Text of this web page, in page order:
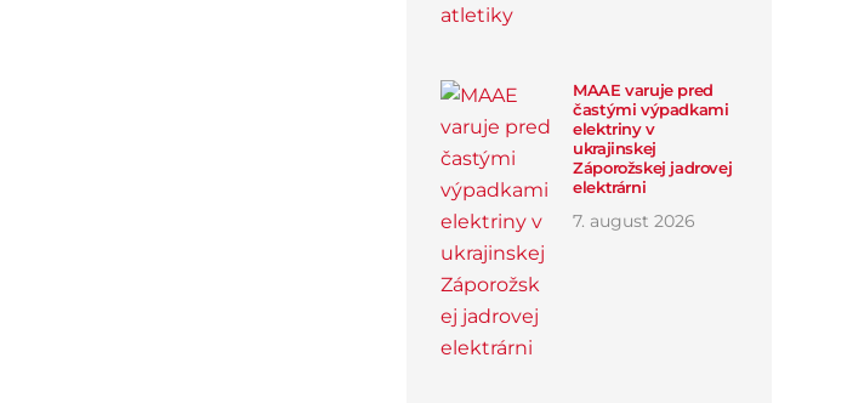
MAAE varuje pred
častými výpadkami
elektriny v
ukrajinskej
Záporožskej jadrovej
elektrárni
7. august 2026